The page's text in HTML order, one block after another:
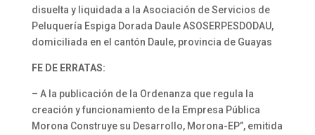
disuelta y liquidada a la Asociación de Servicios de
Peluquería Espiga Dorada Daule ASOSERPESDODAU,
domiciliada en el cantón Daule, provincia de Guayas
FE DE ERRATAS:
– A la publicación de la Ordenanza que regula la
creación y funcionamiento de la Empresa Pública
Morona Construye su Desarrollo, Morona-EP”, emitida